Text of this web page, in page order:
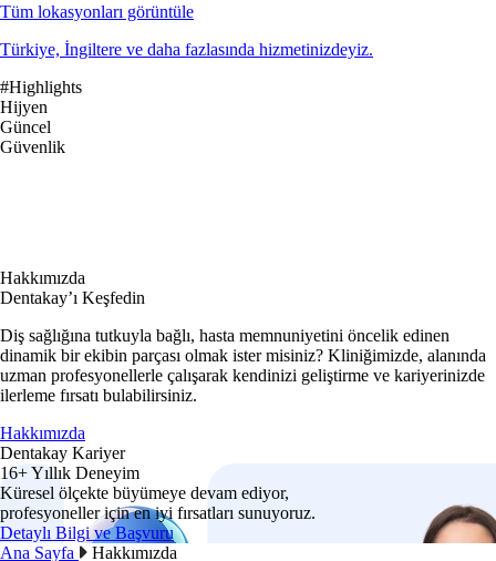
Tüm lokasyonları görüntüle
Türkiye, İngiltere ve daha fazlasında hizmetinizdeyiz.
#Highlights
Hijyen
Güncel
Güvenlik
Hakkımızda
Dentakay’ı Keşfedin
Diş sağlığına tutkuyla bağlı, hasta memnuniyetini öncelik edinen
dinamik bir ekibin parçası olmak ister misiniz? Kliniğimizde, alanında
uzman profesyonellerle çalışarak kendinizi geliştirme ve kariyerinizde
ilerleme fırsatı bulabilirsiniz.
Hakkımızda
Dentakay Kariyer
16+ Yıllık Deneyim
Küresel ölçekte büyümeye devam ediyor,
profesyoneller için en iyi fırsatları sunuyoruz.
Detaylı Bilgi ve Başvuru
Ana Sayfa
Hakkımızda